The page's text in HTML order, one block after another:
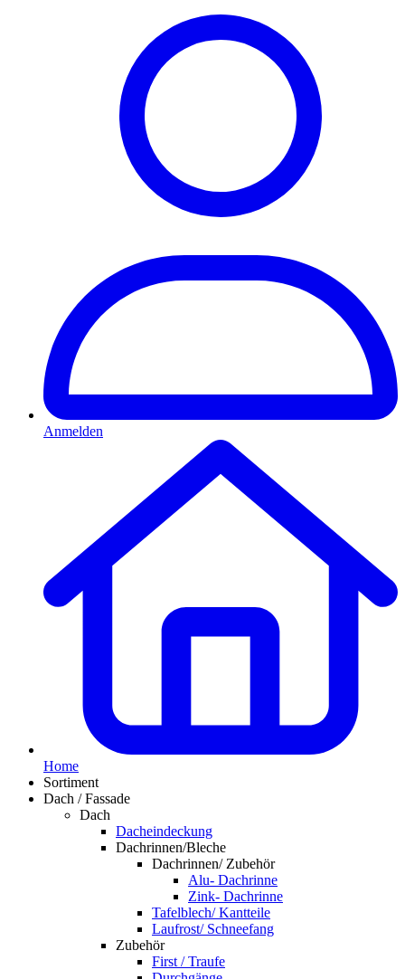
Anmelden
Home
Sortiment
Dach / Fassade
Dach
Dacheindeckung
Dachrinnen/Bleche
Dachrinnen/ Zubehör
Alu- Dachrinne
Zink- Dachrinne
Tafelblech/ Kantteile
Laufrost/ Schneefang
Zubehör
First / Traufe